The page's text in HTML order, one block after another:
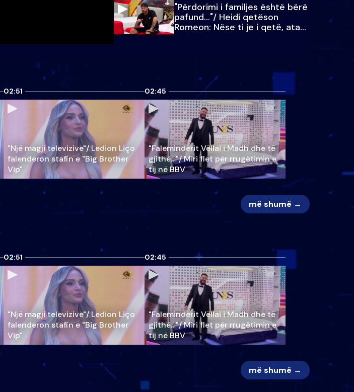
"Përdorimi i familjes është bërë
pafund…"/ Heidi qetëson
Romeon: Nëse ti je i qetë, ata
qetësohen
02:51
"Një magji televizive"/ Ledion Liço
falenderon stafin e "Big Brother
Vip"
02:45
"Faleminderit Vëllai i Madh dhe të
gjithë…"/ Miri flet për rrugëtimin e
tij në BBV
më shumë →
02:51
"Një magji televizive"/ Ledion Liço
falenderon stafin e "Big Brother
Vip"
02:45
"Faleminderit Vëllai i Madh dhe të
gjithë…"/ Miri flet për rrugëtimin e
tij në BBV
më shumë →